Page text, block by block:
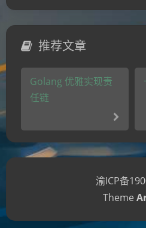
夜间模式
关闭
(╯°A°)╯︵○○○
φ(￣
Σ(っ °Д °;)っ
( ๑´•ω•) "(ㆆᴗㆆ)
推荐文章
Golang 优雅实现责
任链
渝ICP备
Theme